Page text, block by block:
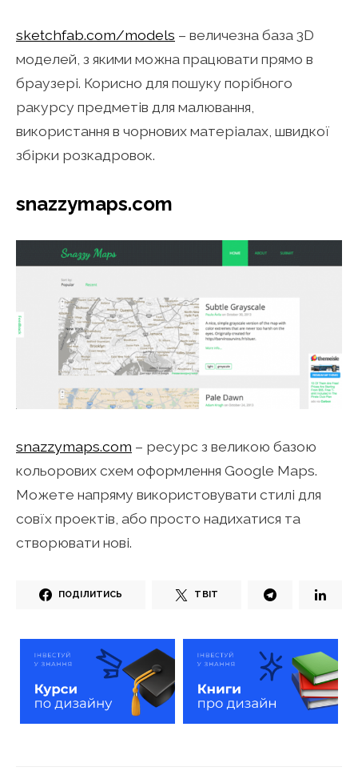
sketchfab.com/models – величезна база 3D
моделей, з якими можна працювати прямо в
браузері. Корисно для пошуку порібного
ракурсу предметів для малювання,
використання в чорнових матеріалах, швидкої
збірки розкадровок.
snazzymaps.com
snazzymaps.com – ресурс з великою базою
кольорових схем оформлення Google Maps.
Можете напряму використовувати стилі для
совїх проектів, або просто надихатися та
створювати нові.
ПОДІЛИТИСЬ ТВІТ